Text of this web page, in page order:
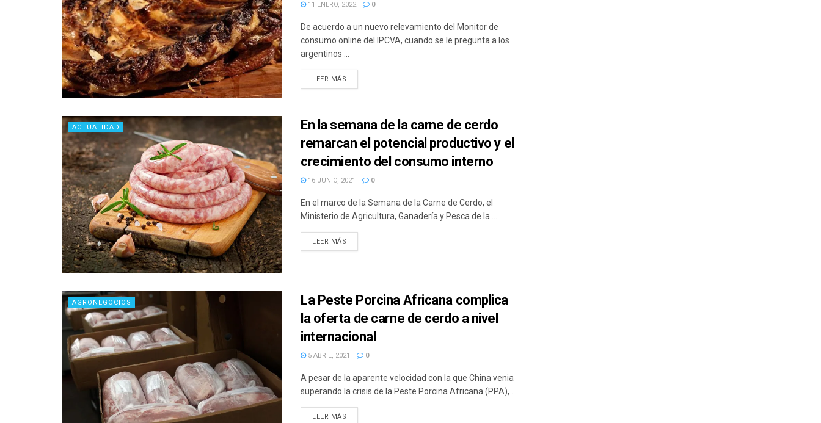
11 ENERO, 2022 0
De acuerdo a un nuevo relevamiento del Monitor de
consumo online del IPCVA, cuando se le pregunta a los
argentinos ...
LEER MÁS
ACTUALIDAD
En la semana de la carne de cerdo
remarcan el potencial productivo y el
crecimiento del consumo interno
16 JUNIO, 2021 0
En el marco de la Semana de la Carne de Cerdo, el
Ministerio de Agricultura, Ganadería y Pesca de la ...
LEER MÁS
AGRONEGOCIOS
La Peste Porcina Africana complica
la oferta de carne de cerdo a nivel
internacional
5 ABRIL, 2021 0
A pesar de la aparente velocidad con la que China venia
superando la crisis de la Peste Porcina Africana (PPA), ...
LEER MÁS